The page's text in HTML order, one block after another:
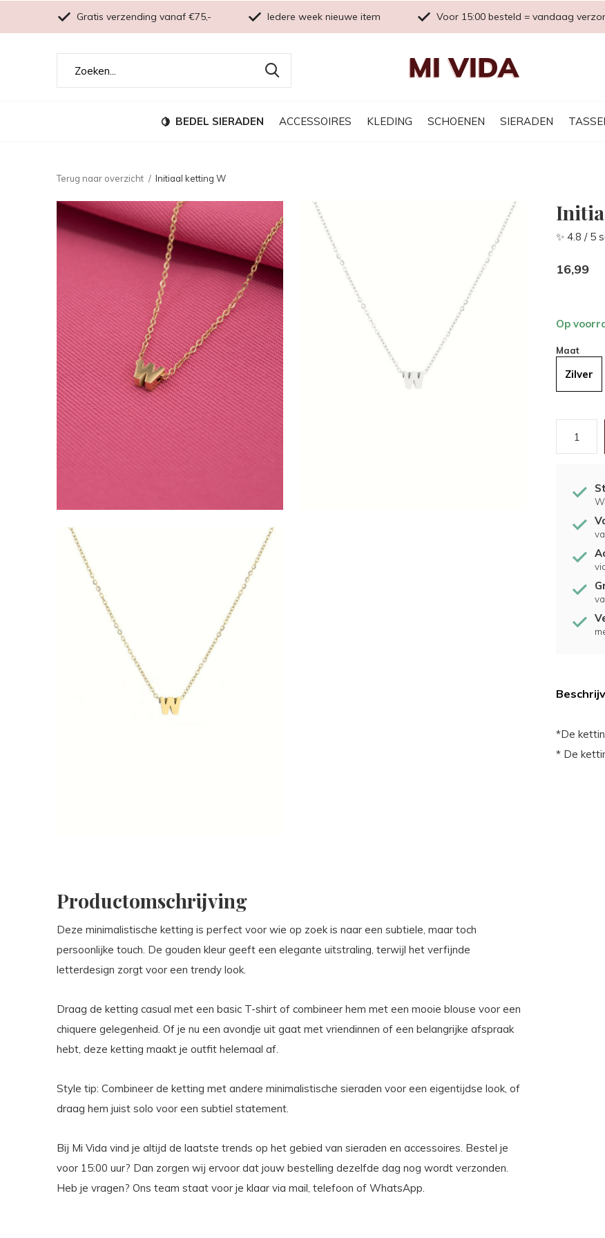
BEDEL SIERADEN ACCESSOIRES KLEDING SCHOENEN SIERADEN
Gratis verzending vanaf €75,- Iedere week nieuwe item Voor 15:00 besteld = vandaag
Terug naar overzicht Initiaal ketting W
✨ 4.8 / 5
16,99
Op
Maat
Zilver
*De
* De
Productomschrijving
Deze minimalistische ketting is perfect voor wie op zoek is naar een subtiele, maar toch
persoonlijke touch. De gouden kleur geeft een elegante uitstraling, terwijl het verfijnde
letterdesign zorgt voor een trendy look.
Draag de ketting casual met een basic T-shirt of combineer hem met een mooie blouse voor een
chiquere gelegenheid. Of je nu een avondje uit gaat met vriendinnen of een belangrijke afspraak
hebt, deze ketting maakt je outfit helemaal af.
Style tip: Combineer de ketting met andere minimalistische sieraden voor een eigentijdse look, of
draag hem juist solo voor een subtiel statement.
Bij Mi Vida vind je altijd de laatste trends op het gebied van sieraden en accessoires. Bestel je
voor 15:00 uur? Dan zorgen wij ervoor dat jouw bestelling dezelfde dag nog wordt verzonden.
Heb je vragen? Ons team staat voor je klaar via mail, telefoon of WhatsApp.